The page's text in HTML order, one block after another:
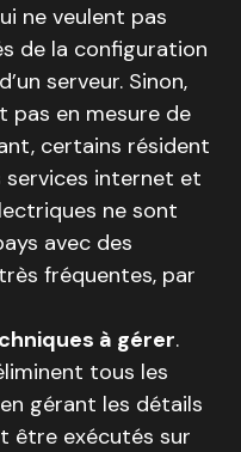
ne veulent pas
de la configuration
serveur. Sinon,
pas en mesure de
certains résident
services internet et
ne sont
avec des
fréquentes, par
à gérer.
tous les
gérant les détails
être exécutés sur